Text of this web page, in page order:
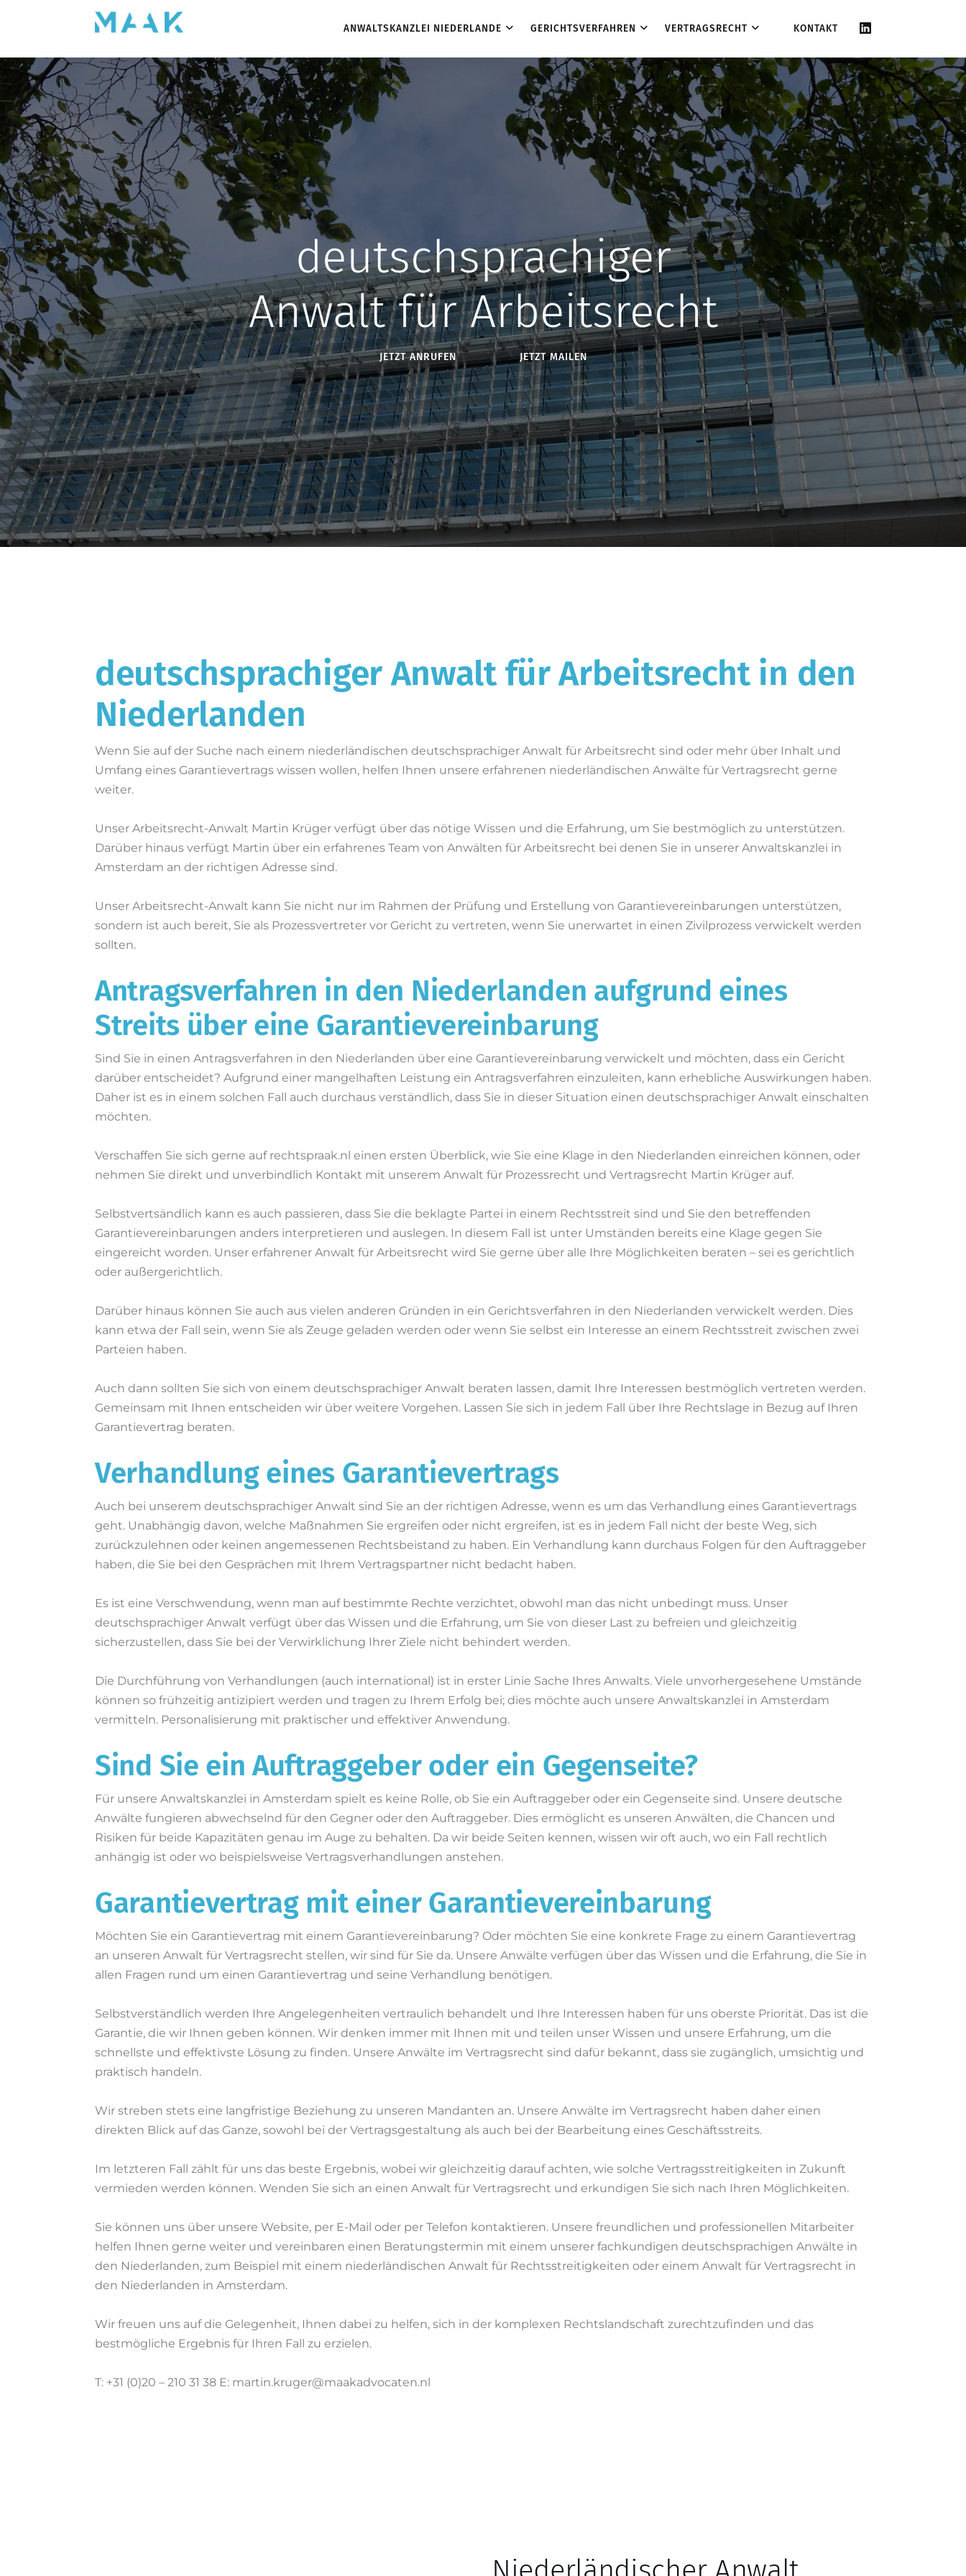
ANWALTSKANZLEI NIEDERLANDE GERICHTSVERFAHREN VERTRAGSRECHT KONTAKT
deutschsprachiger
Anwalt für Arbeitsrecht
JETZT ANRUFEN JETZT MAILEN
deutschsprachiger Anwalt für Arbeitsrecht in den
Niederlanden
Wenn Sie auf der Suche nach einem niederländischen deutschsprachiger Anwalt für Arbeitsrecht sind oder mehr über Inhalt und
Umfang eines Garantievertrags wissen wollen, helfen Ihnen unsere erfahrenen niederländischen Anwälte für Vertragsrecht gerne
weiter.
Unser Arbeitsrecht-Anwalt Martin Krüger verfügt über das nötige Wissen und die Erfahrung, um Sie bestmöglich zu unterstützen.
Darüber hinaus verfügt Martin über ein erfahrenes Team von Anwälten für Arbeitsrecht bei denen Sie in unserer Anwaltskanzlei in
Amsterdam an der richtigen Adresse sind.
Unser Arbeitsrecht-Anwalt kann Sie nicht nur im Rahmen der Prüfung und Erstellung von Garantievereinbarungen unterstützen,
sondern ist auch bereit, Sie als Prozessvertreter vor Gericht zu vertreten, wenn Sie unerwartet in einen Zivilprozess verwickelt werden
sollten.
Antragsverfahren in den Niederlanden aufgrund eines
Streits über eine Garantievereinbarung
Sind Sie in einen Antragsverfahren in den Niederlanden über eine Garantievereinbarung verwickelt und möchten, dass ein Gericht
darüber entscheidet? Aufgrund einer mangelhaften Leistung ein Antragsverfahren einzuleiten, kann erhebliche Auswirkungen haben.
Daher ist es in einem solchen Fall auch durchaus verständlich, dass Sie in dieser Situation einen deutschsprachiger Anwalt einschalten
möchten.
Verschaffen Sie sich gerne auf rechtspraak.nl einen ersten Überblick, wie Sie eine Klage in den Niederlanden einreichen können, oder
nehmen Sie direkt und unverbindlich Kontakt mit unserem Anwalt für Prozessrecht und Vertragsrecht Martin Krüger auf.
Selbstvertsändlich kann es auch passieren, dass Sie die beklagte Partei in einem Rechtsstreit sind und Sie den betreffenden
Garantievereinbarungen anders interpretieren und auslegen. In diesem Fall ist unter Umständen bereits eine Klage gegen Sie
eingereicht worden. Unser erfahrener Anwalt für Arbeitsrecht wird Sie gerne über alle Ihre Möglichkeiten beraten – sei es gerichtlich
oder außergerichtlich.
Darüber hinaus können Sie auch aus vielen anderen Gründen in ein Gerichtsverfahren in den Niederlanden verwickelt werden. Dies
kann etwa der Fall sein, wenn Sie als Zeuge geladen werden oder wenn Sie selbst ein Interesse an einem Rechtsstreit zwischen zwei
Parteien haben.
Auch dann sollten Sie sich von einem deutschsprachiger Anwalt beraten lassen, damit Ihre Interessen bestmöglich vertreten werden.
Gemeinsam mit Ihnen entscheiden wir über weitere Vorgehen. Lassen Sie sich in jedem Fall über Ihre Rechtslage in Bezug auf Ihren
Garantievertrag beraten.
Verhandlung eines Garantievertrags
Auch bei unserem deutschsprachiger Anwalt sind Sie an der richtigen Adresse, wenn es um das Verhandlung eines Garantievertrags
geht. Unabhängig davon, welche Maßnahmen Sie ergreifen oder nicht ergreifen, ist es in jedem Fall nicht der beste Weg, sich
zurückzulehnen oder keinen angemessenen Rechtsbeistand zu haben. Ein Verhandlung kann durchaus Folgen für den Auftraggeber
haben, die Sie bei den Gesprächen mit Ihrem Vertragspartner nicht bedacht haben.
Es ist eine Verschwendung, wenn man auf bestimmte Rechte verzichtet, obwohl man das nicht unbedingt muss. Unser
deutschsprachiger Anwalt verfügt über das Wissen und die Erfahrung, um Sie von dieser Last zu befreien und gleichzeitig
sicherzustellen, dass Sie bei der Verwirklichung Ihrer Ziele nicht behindert werden.
Die Durchführung von Verhandlungen (auch international) ist in erster Linie Sache Ihres Anwalts. Viele unvorhergesehene Umstände
können so frühzeitig antizipiert werden und tragen zu Ihrem Erfolg bei; dies möchte auch unsere Anwaltskanzlei in Amsterdam
vermitteln. Personalisierung mit praktischer und effektiver Anwendung.
Sind Sie ein Auftraggeber oder ein Gegenseite?
Für unsere Anwaltskanzlei in Amsterdam spielt es keine Rolle, ob Sie ein Auftraggeber oder ein Gegenseite sind. Unsere deutsche
Anwälte fungieren abwechselnd für den Gegner oder den Auftraggeber. Dies ermöglicht es unseren Anwälten, die Chancen und
Risiken für beide Kapazitäten genau im Auge zu behalten. Da wir beide Seiten kennen, wissen wir oft auch, wo ein Fall rechtlich
anhängig ist oder wo beispielsweise Vertragsverhandlungen anstehen.
Garantievertrag mit einer Garantievereinbarung
Möchten Sie ein Garantievertrag mit einem Garantievereinbarung? Oder möchten Sie eine konkrete Frage zu einem Garantievertrag
an unseren Anwalt für Vertragsrecht stellen, wir sind für Sie da. Unsere Anwälte verfügen über das Wissen und die Erfahrung, die Sie in
allen Fragen rund um einen Garantievertrag und seine Verhandlung benötigen.
Selbstverständlich werden Ihre Angelegenheiten vertraulich behandelt und Ihre Interessen haben für uns oberste Priorität. Das ist die
Garantie, die wir Ihnen geben können. Wir denken immer mit Ihnen mit und teilen unser Wissen und unsere Erfahrung, um die
schnellste und effektivste Lösung zu finden. Unsere Anwälte im Vertragsrecht sind dafür bekannt, dass sie zugänglich, umsichtig und
praktisch handeln.
Wir streben stets eine langfristige Beziehung zu unseren Mandanten an. Unsere Anwälte im Vertragsrecht haben daher einen
direkten Blick auf das Ganze, sowohl bei der Vertragsgestaltung als auch bei der Bearbeitung eines Geschäftsstreits.
Im letzteren Fall zählt für uns das beste Ergebnis, wobei wir gleichzeitig darauf achten, wie solche Vertragsstreitigkeiten in Zukunft
vermieden werden können. Wenden Sie sich an einen Anwalt für Vertragsrecht und erkundigen Sie sich nach Ihren Möglichkeiten.
Sie können uns über unsere Website, per E-Mail oder per Telefon kontaktieren. Unsere freundlichen und professionellen Mitarbeiter
helfen Ihnen gerne weiter und vereinbaren einen Beratungstermin mit einem unserer fachkundigen deutschsprachigen Anwälte in
den Niederlanden, zum Beispiel mit einem niederländischen Anwalt für Rechtsstreitigkeiten oder einem Anwalt für Vertragsrecht in
den Niederlanden in Amsterdam.
Wir freuen uns auf die Gelegenheit, Ihnen dabei zu helfen, sich in der komplexen Rechtslandschaft zurechtzufinden und das
bestmögliche Ergebnis für Ihren Fall zu erzielen.
T: +31 (0)20 – 210 31 38 E: martin.kruger@maakadvocaten.nl